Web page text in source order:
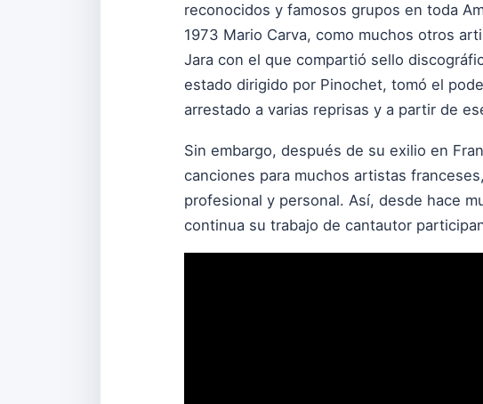
reconocidos y famosos grupos en toda
1973 Mario Carva, como muchos otros
Jara con el que compartió sello
estado dirigido por Pinochet, tomó el
arrestado a varias reprisas y a partir de
Sin embargo, después de su exilio en
canciones para muchos artistas
profesional y personal. Así, desde hace
continua su trabajo de cantautor